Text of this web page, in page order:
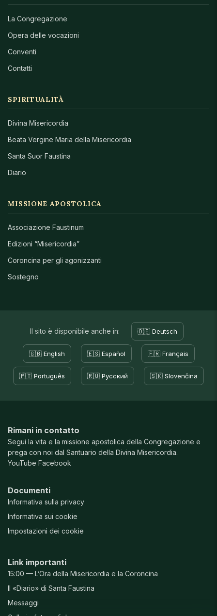
La Congregazione
Opera delle vocazioni
Conventi
Contatti
SPIRITUALITÀ
Divina Misericordia
Beata Vergine Maria della Misericordia
Santa Suor Faustina
Diario
MISSIONE APOSTOLICA
Associazione Faustinum
Edizioni “Misericordia”
Coroncina per gli agonizzanti
Sostegno
Il sito è disponibile anche in: 🇩🇪 Deutsch
🇬🇧 English 🇪🇸 Español 🇫🇷 Français
🇵🇹 Português 🇷🇺 Русский 🇸🇰 Slovenčina
Rimani in contatto
Segui la vita e la missione apostolica della Congregazione e
prega con noi dal Santuario della Divina Misericordia.
YouTube Facebook
Documenti
Informativa sulla privacy
Informativa sui cookie
Impostazioni dei cookie
Link importanti
15:00 — L’Ora della Misericordia e la Coroncina
Il «Diario» di Santa Faustina
Messaggi